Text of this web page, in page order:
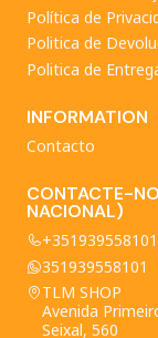
Política de
Politica de
Politica de
INFORMATION
Contacto
CONTACTE-
NACIONAL)
+351939558101
351939558101
TLM SHOP
Avenida
Seixal, 560